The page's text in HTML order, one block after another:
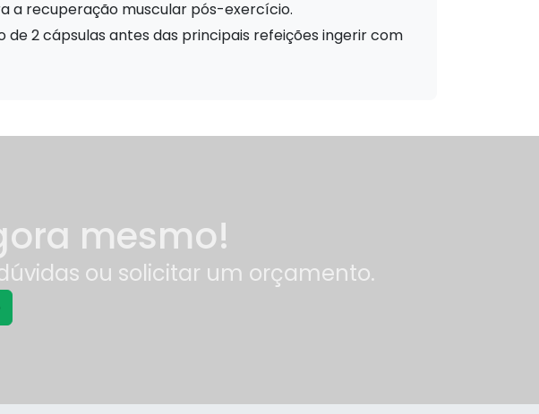
a recuperação muscular pós-exercício.
mesmo!
ou solicitar um orçamento.